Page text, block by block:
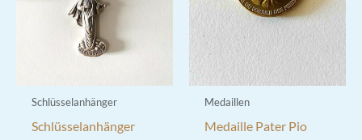
Schlüsselanhänger
Schlüsselanhänger
Medaillen
Medaille Pater Pio